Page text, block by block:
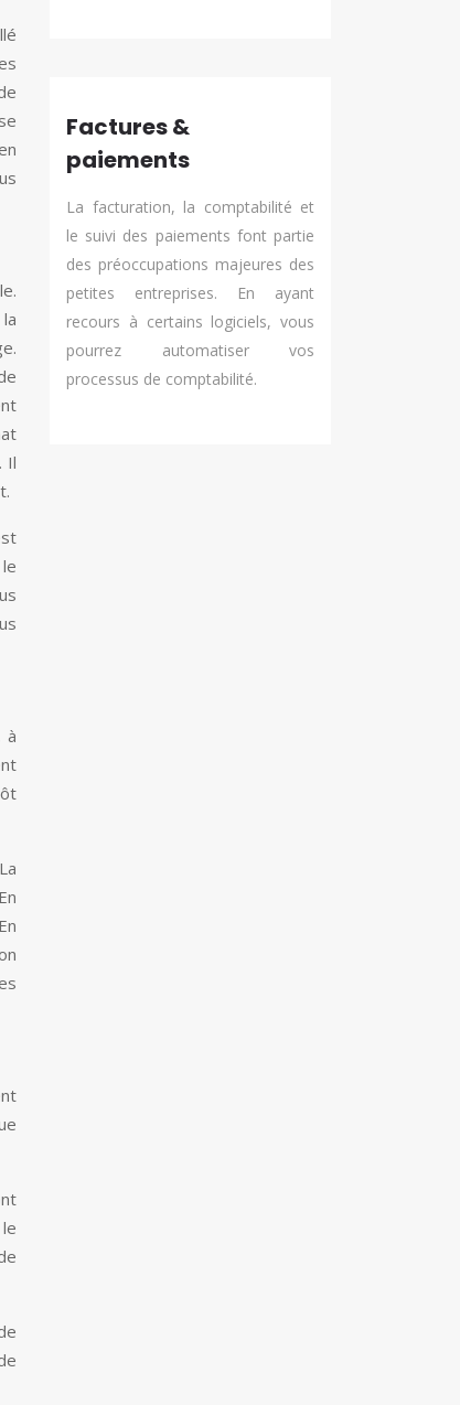
Il
à
Factures &
paiements
La facturation, la comptabilité et
le suivi des paiements font partie
des préoccupations majeures des
petites entreprises. En ayant
recours à certains logiciels, vous
pourrez automatiser vos
processus de comptabilité.